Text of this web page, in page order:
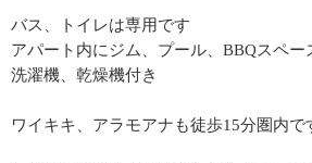
バス、トイレは専用です
アパート内にジム、プール、BBQスペー
洗濯機、乾燥機付き
ワイキキ、アラモアナも徒歩15分圏内で